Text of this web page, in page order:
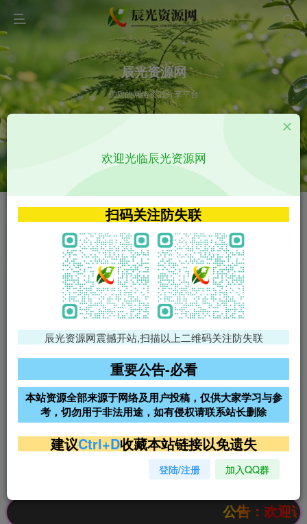
辰光资源网
优质的网络资源分享平台
VIP特权介绍 APP源码
VIP特权介绍
火
VIP特权介绍
影视源码
影视源码
免费领支付宝红包
腾讯轻量4核4G3M服务器38元/
阿里云2核2G200M服务器68元/
年
雨云高防免备案服务器
超低价文字广告位招租 超低价文字广告位招租
超低价文字广告位招租
公告：欢迎访
欢迎光临辰光资源网
扫码关注防失联
辰光资源网震撼开站,扫描以上二维码关注防失联
重要公告-必看
本站资源全部来源于网络及用户投稿，仅供大家学习与参
考，切勿用于非法用途，如有侵权请联系站长删除
建议Ctrl+D收藏本站链接以免遗失
登陆/注册 加入QQ群